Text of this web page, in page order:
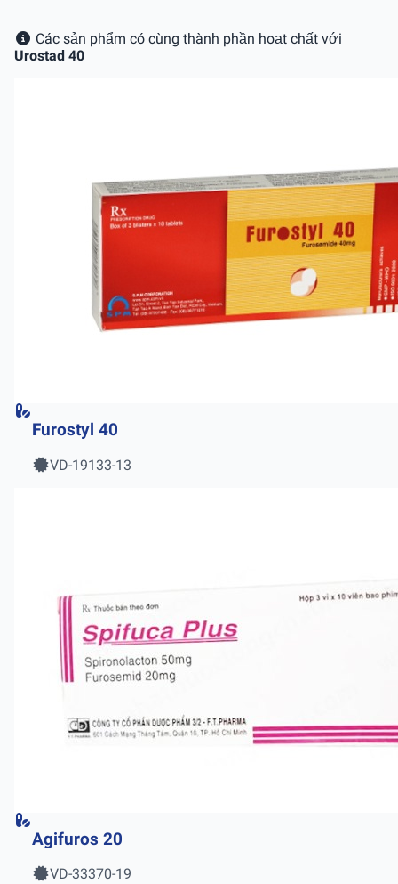
Các sản phẩm có cùng thành phần hoạt chất với
Urostad 40
Furostyl 40
VD-19133-13
Agifuros 20
VD-33370-19